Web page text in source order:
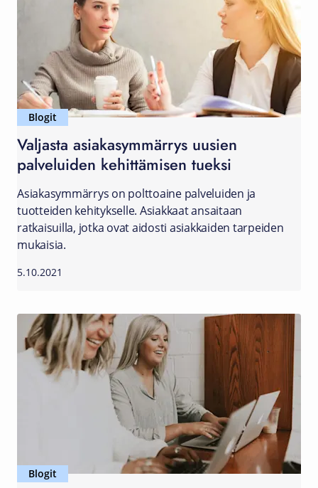
Blogit
Valjasta asiakasymmärrys uusien
palveluiden kehittämisen tueksi
Asiakasymmärrys on polttoaine palveluiden ja
tuotteiden kehitykselle. Asiakkaat ansaitaan
ratkaisuilla, jotka ovat aidosti asiakkaiden tarpeiden
mukaisia.
5.10.2021
Blogit